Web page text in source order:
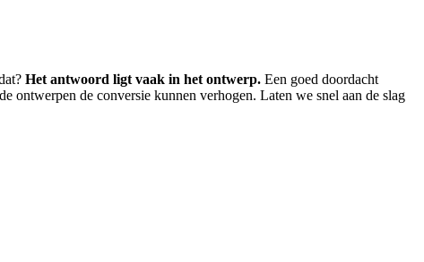
Het antwoord ligt vaak in het ontwerp. Een goed doordacht
de conversie kunnen verhogen. Laten we snel aan de slag